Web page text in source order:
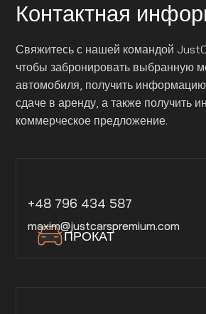
Контактная
Свяжитесь с нашей командой
чтобы забронировать выбранную
автомобиля, получить
сдаче в аренду, а также получить
коммерческое предложение.
ПРОКАТ
+48 796 434 587
maxim@justcarspremium.com